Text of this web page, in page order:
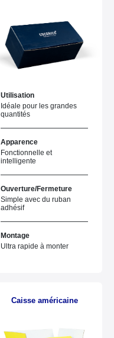
Utilisation
Idéale pour les grandes
quantités
Apparence
Fonctionnelle et
intelligente
Ouverture/Fermeture
Simple avec du ruban
adhésif
Montage
Ultra rapide à monter
Caisse américaine